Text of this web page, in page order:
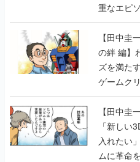
重なエピ
【田中圭
の絆 編】
ズを満た
ゲームク
【若ゲの
【田中圭
「新しい
入れたい
ムに革命